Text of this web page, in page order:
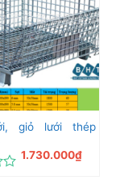
giỏ lưới thép
1.730.000₫